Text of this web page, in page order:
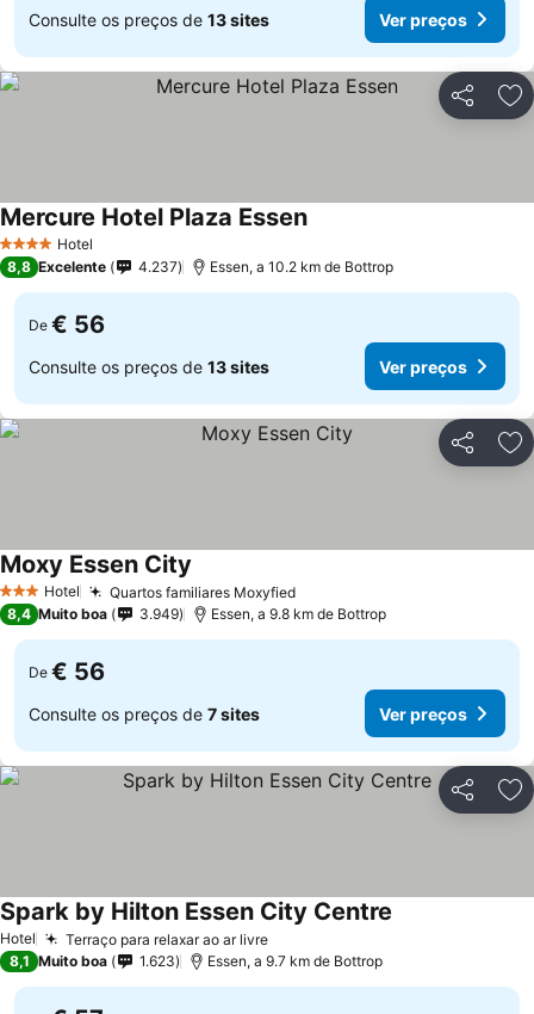
Consulte os preços de 13 sites Ver preços
Partilhar
4 EstrelasHotel
Mercure Hotel Plaza EssenVer preços
8,8 Excelente 4.237 Essen, a 10.2 km de Bottrop
De € 56
Consulte os preços de 13 sites Ver preços
Partilhar
3 EstrelasHotel Quartos familiares MoxyfiedVer preços
Moxy Essen City
8,4 Muito boa 3.949 Essen, a 9.8 km de Bottrop
De € 56
Consulte os preços de 7 sites Ver preços
Partilhar
Hotel Terraço para relaxar ao ar livreVer preços
Spark by Hilton Essen City Centre
8,1 Muito boa 1.623 Essen, a 9.7 km de Bottrop